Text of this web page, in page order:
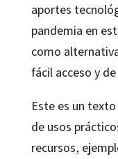
aportes
pandemia en
como
fácil acceso y
Este es un
de usos
recursos,